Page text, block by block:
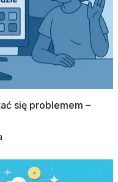
się problemem –